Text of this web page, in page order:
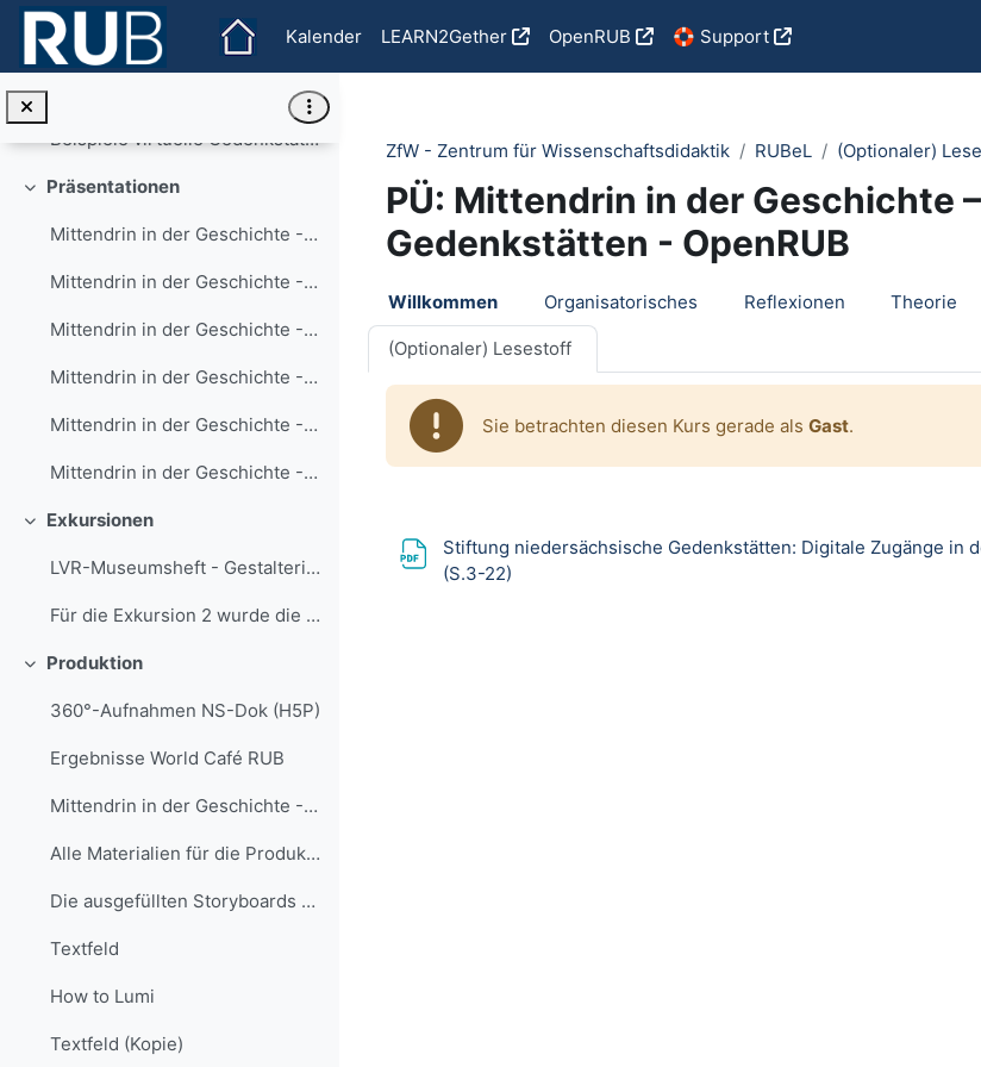
Zum Hauptinhalt
Kalender
LEARN2Gether OpenRUB 🛟 Support
Analyseaufgabe Virtuelle Gedenkstätten zur 5. Sitz...
Analyse Beispiele Virtuelle Gedenkstätte_OpenRUB
Beispiele virtuelle GedenkstättenNameInstitution/O...
Einklappen
Präsentationen
Mittendrin in der Geschichte - Sitzung 1
Mittendrin in der Geschichte - Sitzung 2
Mittendrin in der Geschichte - Sitzung 4
Mittendrin in der Geschichte - Sitzung 6
Mittendrin in der Geschichte - Sitzung 7
Mittendrin in der Geschichte - Sitzung 8
Einklappen
Exkursionen
LVR-Museumsheft - Gestalterische Elemente in der Ausstellung
Für die Exkursion 2 wurde die Ausstellung und die ...
Einklappen
Produktion
360°-Aufnahmen NS-Dok (H5P)
Ergebnisse World Café RUB
Mittendrin in der Geschichte - Storyboard Teil 1 & 2
Alle Materialien für die Produktion wurden in eine...
Die ausgefüllten Storyboards und Lumi-Dateien wurd...
Textfeld
How to Lumi
Textfeld (Kopie)
ZfW - Zentrum für Wissenschaftsdidaktik RUBeL (Optionaler)
PÜ: Mittendrin in der Geschichte
Gedenkstätten - OpenRUB
Abschnittsübersicht
Willkommen Organisatorisches Reflexionen Theorie
(Optionaler) Lesestoff
Sie betrachten diesen Kurs gerade als Gast.
Stiftung niedersächsische Gedenkstätten: Digitale Zugänge in
(S.3-22)